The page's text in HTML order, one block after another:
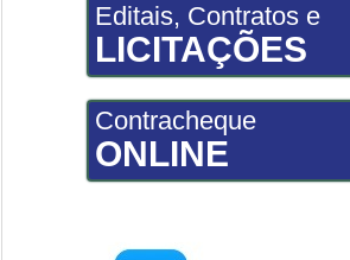
Editais, Contratos e
LICITAÇÕES
Contracheque
ONLINE